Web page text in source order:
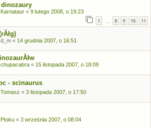
Karnataur « 9 lutego 2008, o 19:23
1 8 9 10 11
d_m « 14 grudnia 2007, o 16:51
chupacabra « 15 listopada 2007, o 18:09
- scinaurus
Tomasz « 3 listopada 2007, o 17:50
Ptoku « 3 września 2007, o 08:04